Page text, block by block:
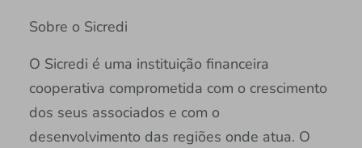
Sobre o Sicredi
O Sicredi é uma instituição financeira
cooperativa comprometida com o crescimento
dos seus associados e com o
desenvolvimento das regiões onde atua. O